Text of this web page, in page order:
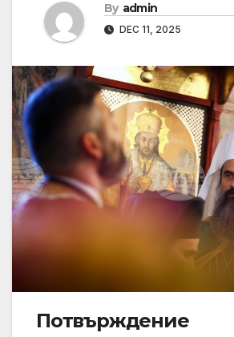
By admin
DEC 11, 2025
Потвърждение